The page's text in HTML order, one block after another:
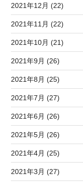
2021年12月 (22)
2021年11月 (22)
2021年10月 (21)
2021年9月 (26)
2021年8月 (25)
2021年7月 (27)
2021年6月 (26)
2021年5月 (26)
2021年4月 (25)
2021年3月 (27)